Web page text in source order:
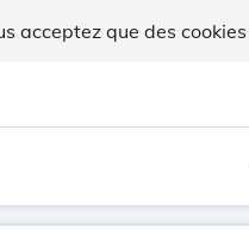
acceptez que des